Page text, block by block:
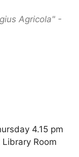
Agricola" -
4.15 pm
Room